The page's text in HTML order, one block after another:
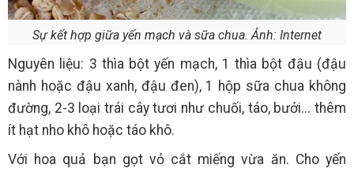
Sự kết hợp giữa yến mạch và sữa chua. Ảnh: Internet
Nguyên liệu: 3 thìa bột yến mạch, 1 thìa bột đậu (đậu
nành hoặc đậu xanh, đậu đen), 1 hộp sữa chua không
đường, 2-3 loại trái cây tươi như chuối, táo, bưởi... thêm
ít hạt nho khô hoặc táo khô.
Với hoa quả bạn gọt vỏ cắt miếng vừa ăn. Cho yến